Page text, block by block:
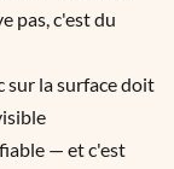
pas, c'est du
sur la surface doit
— et c'est